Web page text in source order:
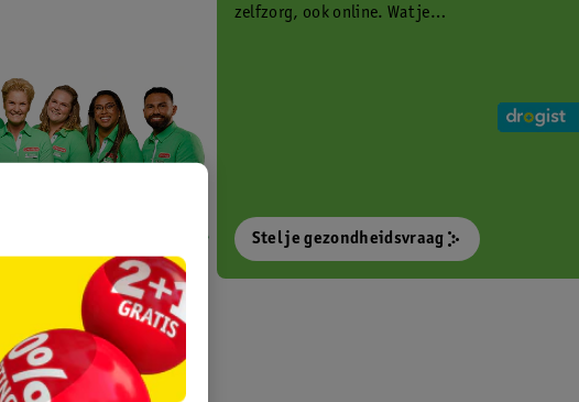
zelfzorg, ook online. Wat je
Stel je gezondheidsvraag